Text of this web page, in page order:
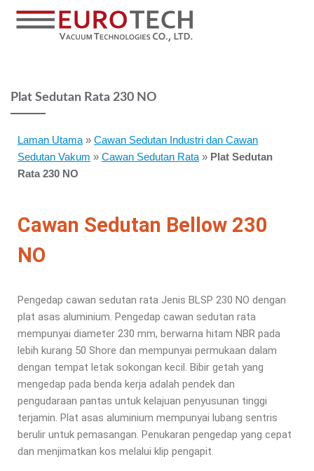
Plat Sedutan Rata 230 NO
Laman Utama » Cawan Sedutan Industri dan Cawan
Sedutan Vakum » Cawan Sedutan Rata » Plat Sedutan
Rata 230 NO
Cawan Sedutan Bellow 230
NO
Pengedap cawan sedutan rata Jenis BLSP 230 NO dengan
plat asas aluminium. Pengedap cawan sedutan rata
mempunyai diameter 230 mm, berwarna hitam NBR pada
lebih kurang 50 Shore dan mempunyai permukaan dalam
dengan tempat letak sokongan kecil. Bibir getah yang
mengedap pada benda kerja adalah pendek dan
pengudaraan pantas untuk kelajuan penyusunan tinggi
terjamin. Plat asas aluminium mempunyai lubang sentris
berulir untuk pemasangan. Penukaran pengedap yang cepat
dan menjimatkan kos melalui klip pengapit.